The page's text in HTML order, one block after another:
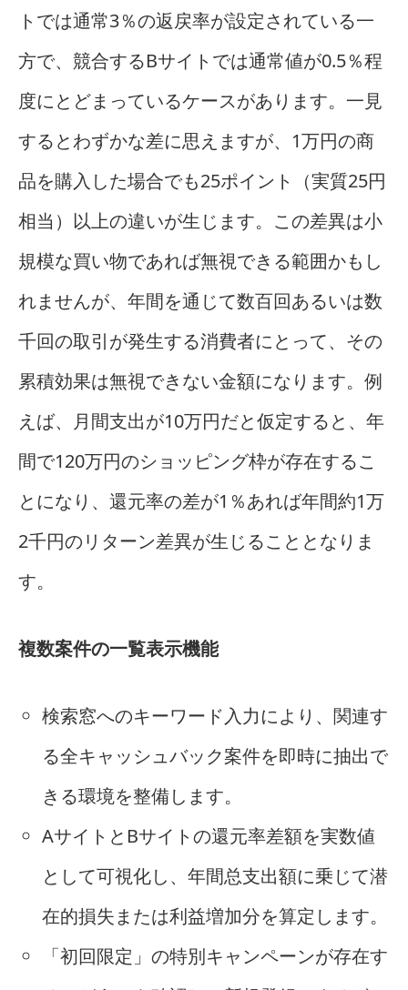
トでは通常3％の返戻率が設定されている一
方で、競合するBサイトでは通常値が0.5％程
度にとどまっているケースがあります。一見
するとわずかな差に思えますが、1万円の商
品を購入した場合でも25ポイント（実質25円
相当）以上の違いが生じます。この差異は小
規模な買い物であれば無視できる範囲かもし
れませんが、年間を通じて数百回あるいは数
千回の取引が発生する消費者にとって、その
累積効果は無視できない金額になります。例
えば、月間支出が10万円だと仮定すると、年
間で120万円のショッピング枠が存在するこ
とになり、還元率の差が1％あれば年間約1万
2千円のリターン差異が生じることとなりま
す。
複数案件の一覧表示機能
検索窓へのキーワード入力により、関連す
る全キャッシュバック案件を即時に抽出で
きる環境を整備します。
AサイトとBサイトの還元率差額を実数値
として可視化し、年間总支出額に乗じて潜
在的損失または利益増加分を算定します。
「初回限定」の特別キャンペーンが存在す